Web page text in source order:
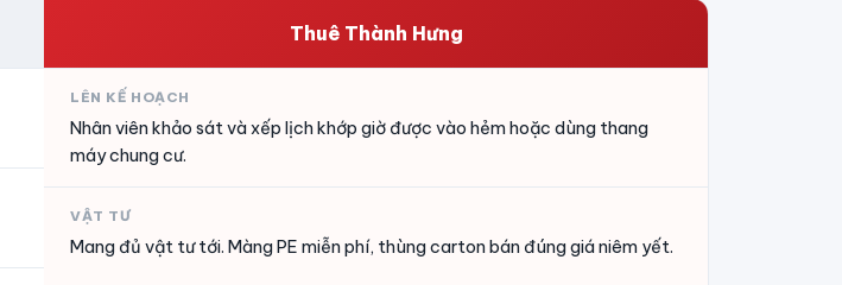
Thuê Thành Hưng
LÊN KẾ HOẠCH
Nhân viên khảo sát và xếp lịch khớp giờ được vào hẻm hoặc dùng thang
máy chung cư.
VẬT TƯ
Mang đủ vật tư tới. Màng PE miễn phí, thùng carton bán đúng giá niêm yết.